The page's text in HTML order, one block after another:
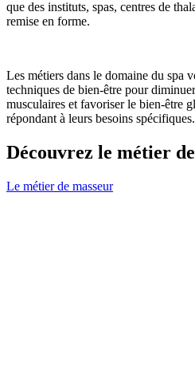
que des instituts, spas, centres de
remise en forme.
Les métiers dans le domaine du spa
techniques de bien-être pour
musculaires et favoriser le bien-être
répondant à leurs besoins spécifiques.
Découvrez le métier
Le métier de masseur